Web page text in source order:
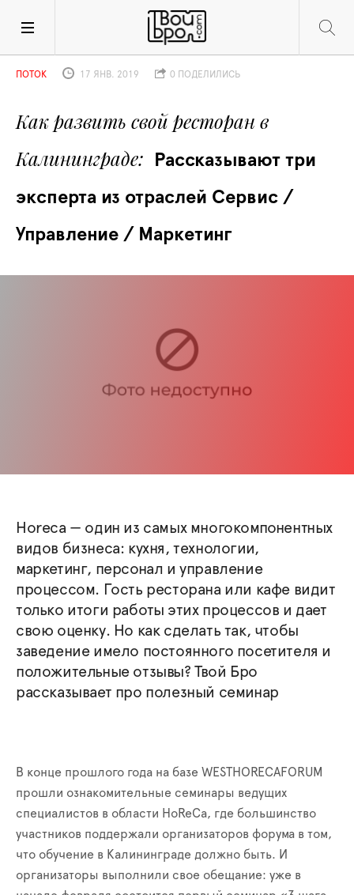
Как развить свой ресторан в
Калининграде
Рассказывают три
эксперта из отраслей Сервис /
Управление / Маркетинг
ПОТОК 17 ЯНВ. 2019 0 ПОДЕЛИЛИСЬ
Horeca — один из самых многокомпонентных
видов бизнеса: кухня, технологии,
маркетинг, персонал и управление
процессом. Гость ресторана или кафе видит
только итоги работы этих процессов и дает
свою оценку. Но как сделать так, чтобы
заведение имело постоянного посетителя и
положительные отзывы? Твой Бро
рассказывает про полезный семинар
В конце прошлого года на базе WESTHORECAFORUM
прошли ознакомительные семинары ведущих
специалистов в области HoReCa, где большинство
участников поддержали организаторов форума в том,
что обучение в Калининграде должно быть. И
организаторы выполнили свое обещание: уже в